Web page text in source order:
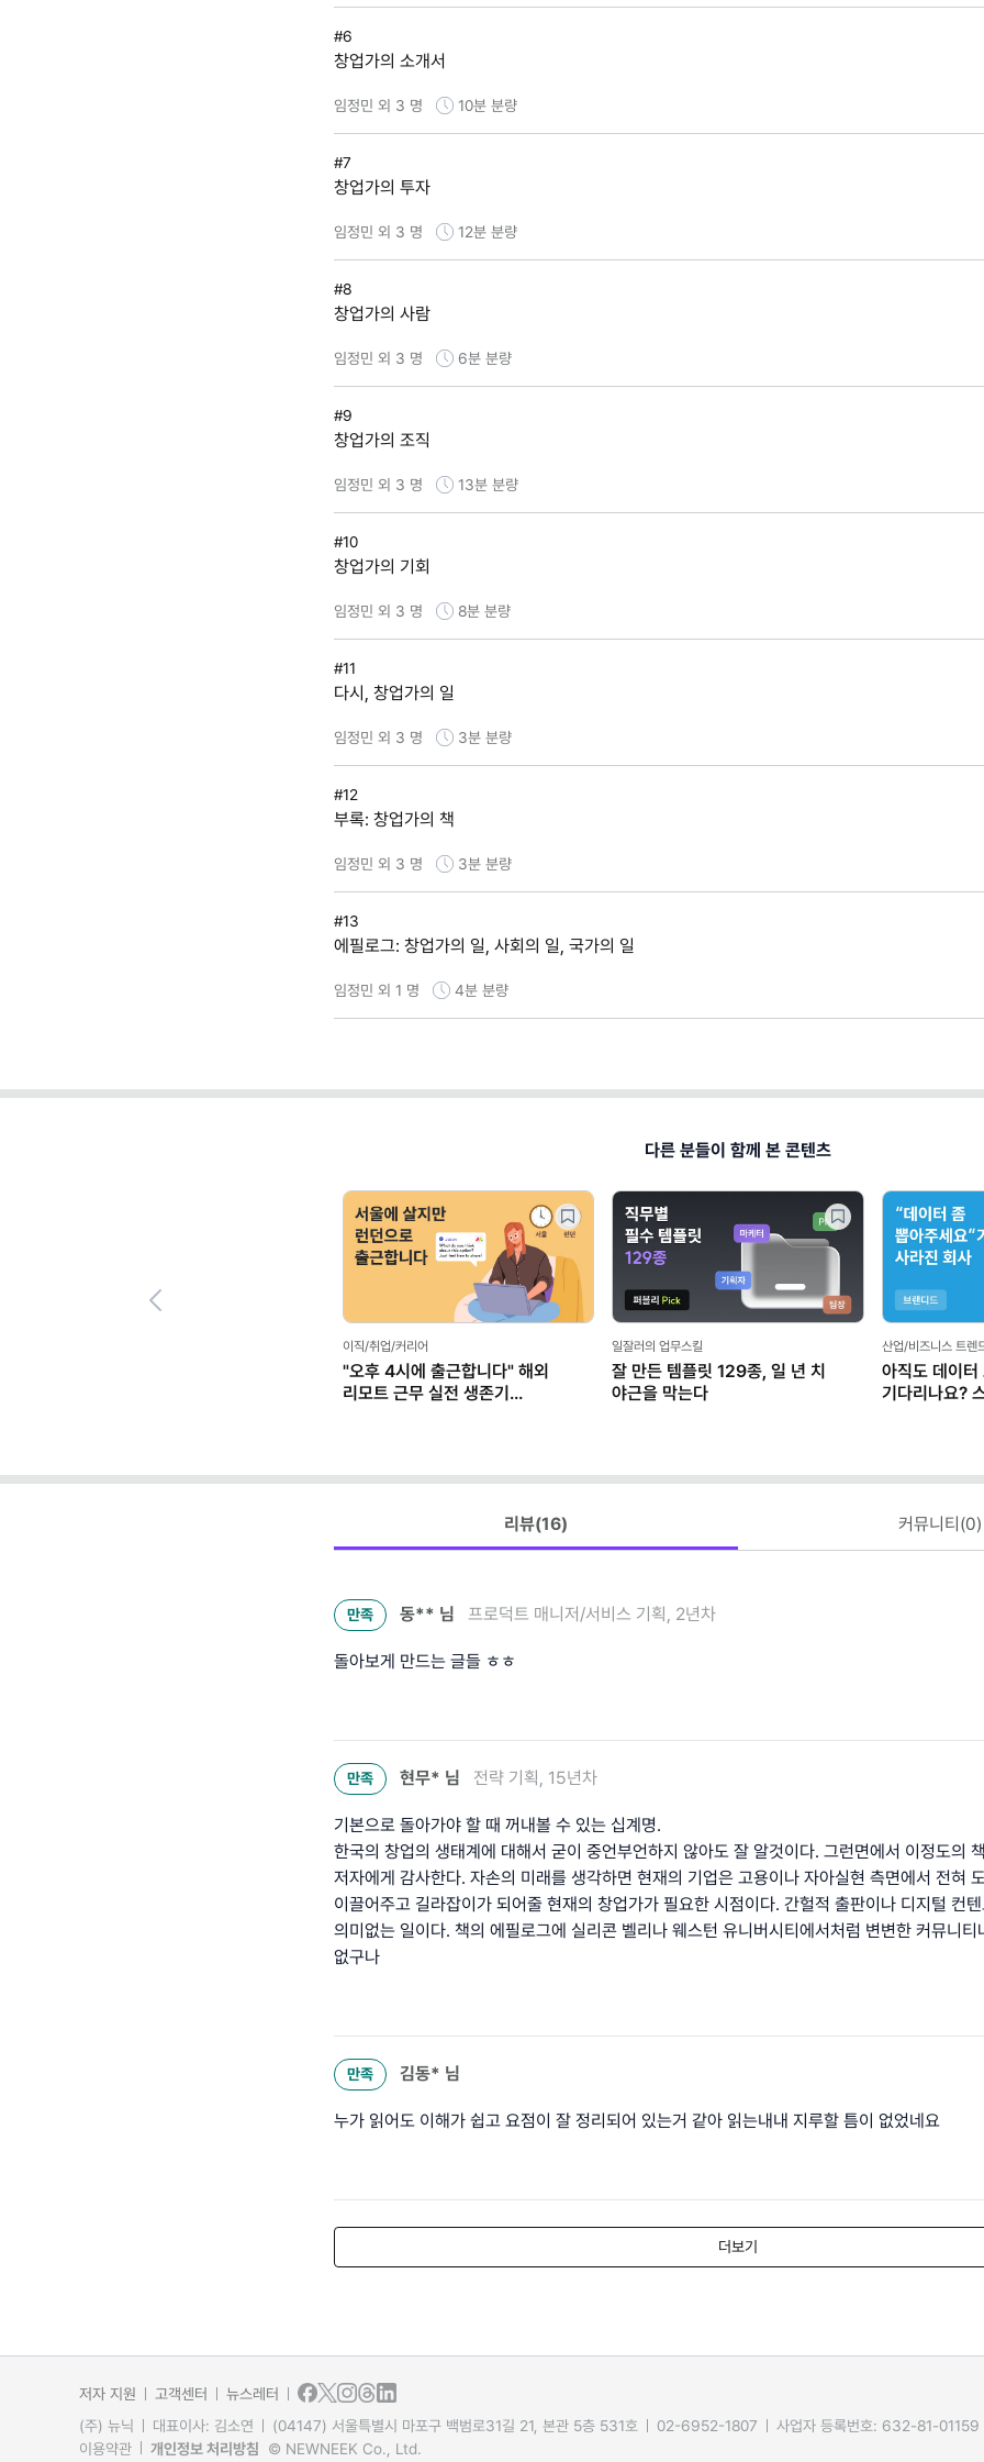
#6
창업가의 소개서
임정민 외 3 명 10분 분량
#7
창업가의 투자
임정민 외 3 명 12분 분량
#8
창업가의 사람
임정민 외 3 명 6분 분량
#9
창업가의 조직
임정민 외 3 명 13분 분량
#10
창업가의 기회
임정민 외 3 명 8분 분량
#11
다시, 창업가의 일
임정민 외 3 명 3분 분량
#12
부록: 창업가의 책
임정민 외 3 명 3분 분량
#13
에필로그: 창업가의 일, 사회의 일, 국가의 일
임정민 외 1 명 4분 분량
다른 분들이 함께 본 콘텐츠
이직/취업/커리어
"오후 4시에 출근합니다" 해외
리모트 근무 실전 생존기
일잘러의 업무스킬
잘 만든 템플릿 129종, 일 년 치
야근을 막는다
산업/비즈니스 트렌
아직도 데이터
기다리나요?
리뷰(16) 커뮤니티(0)
만족 동** 님 프로덕트 매니저/서비스 기획, 2년차
돌아보게 만드는 글들 ㅎㅎ
만족 현무* 님 전략 기획, 15년차
기본으로 돌아가야 할 때 꺼내볼 수 있는 십계명.
한국의 창업의 생태계에 대해서 굳이 중언부언하지 않아도 잘 알것이다. 그런면에서 이정도의
저자에게 감사한다. 자손의 미래를 생각하면 현재의 기업은 고용이나 자아실현 측면에서 전혀
이끌어주고 길라잡이가 되어줄 현재의 창업가가 필요한 시점이다. 간헐적 출판이나 디지털 컨
의미없는 일이다. 책의 에필로그에 실리콘 벨리나 웨스턴 유니버시티에서처럼 변변한 커뮤니티
없구나
만족 김동* 님
누가 읽어도 이해가 쉽고 요점이 잘 정리되어 있는거 같아 읽는내내 지루할 틈이 없었네요
더보기
저자 지원 고객센터
뉴스레터
(주) 뉴닉
대표이사: 김소연 (04147) 서울특별시 마포구 백범로31길 21, 본관 5층 531호 02-6952-1807
사업자 등록번호: 632-81-01159
이용약관
개인정보 처리방침 © NEWNEEK Co., Ltd.